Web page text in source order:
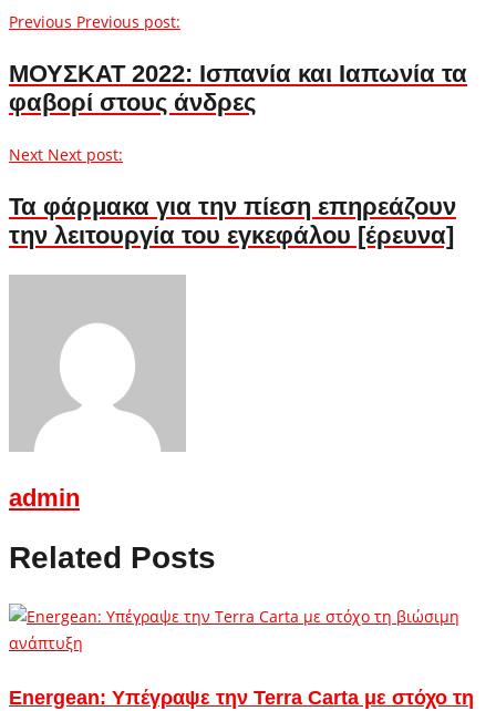
Previous Previous post:
ΜΟΥΣΚΑΤ 2022: Ισπανία και Ιαπωνία τα
φαβορί στους άνδρες
Next Next post:
Τα φάρμακα για την πίεση επηρεάζουν
την λειτουργία του εγκεφάλου [έρευνα]
admin
Related Posts
Energean: Υπέγραψε την Terra Carta με στόχο τη